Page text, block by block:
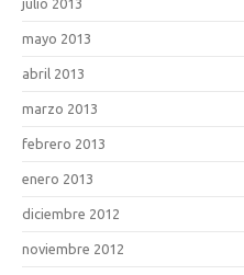
julio 2013
mayo 2013
abril 2013
marzo 2013
febrero 2013
enero 2013
diciembre 2012
noviembre 2012